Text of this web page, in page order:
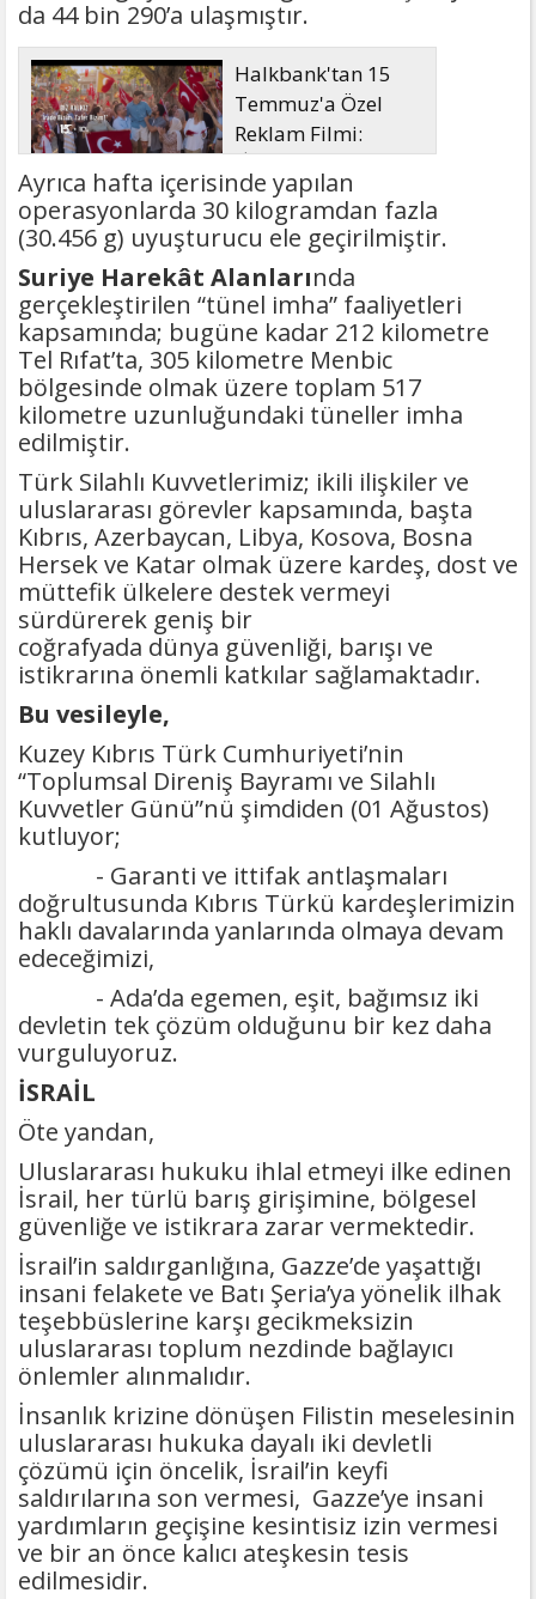
da 44 bin 290’a ulaşmıştır.
Halkbank'tan 15
Temmuz'a Özel
Reklam Filmi:
"İrade Bizim, Zafer
Bizim"
Ayrıca hafta içerisinde yapılan
operasyonlarda 30 kilogramdan fazla
(30.456 g) uyuşturucu ele geçirilmiştir.
Suriye Harekât Alanlarında
gerçekleştirilen “tünel imha” faaliyetleri
kapsamında; bugüne kadar 212 kilometre
Tel Rıfat’ta, 305 kilometre Menbic
bölgesinde olmak üzere toplam 517
kilometre uzunluğundaki tüneller imha
edilmiştir.
Türk Silahlı Kuvvetlerimiz; ikili ilişkiler ve
uluslararası görevler kapsamında, başta
Kıbrıs, Azerbaycan, Libya, Kosova, Bosna
Hersek ve Katar olmak üzere kardeş, dost ve
müttefik ülkelere destek vermeyi
sürdürerek geniş bir
coğrafyada dünya güvenliği, barışı ve
istikrarına önemli katkılar sağlamaktadır.
Bu vesileyle,
Kuzey Kıbrıs Türk Cumhuriyeti’nin
“Toplumsal Direniş Bayramı ve Silahlı
Kuvvetler Günü”nü şimdiden (01 Ağustos)
kutluyor;
- Garanti ve ittifak antlaşmaları
doğrultusunda Kıbrıs Türkü kardeşlerimizin
haklı davalarında yanlarında olmaya devam
edeceğimizi,
- Ada’da egemen, eşit, bağımsız iki
devletin tek çözüm olduğunu bir kez daha
vurguluyoruz.
İSRAİL
Öte yandan,
Uluslararası hukuku ihlal etmeyi ilke edinen
İsrail, her türlü barış girişimine, bölgesel
güvenliğe ve istikrara zarar vermektedir.
İsrail’in saldırganlığına, Gazze’de yaşattığı
insani felakete ve Batı Şeria’ya yönelik ilhak
teşebbüslerine karşı gecikmeksizin
uluslararası toplum nezdinde bağlayıcı
önlemler alınmalıdır.
İnsanlık krizine dönüşen Filistin meselesinin
uluslararası hukuka dayalı iki devletli
çözümü için öncelik, İsrail’in keyfi
saldırılarına son vermesi, Gazze’ye insani
yardımların geçişine kesintisiz izin vermesi
ve bir an önce kalıcı ateşkesin tesis
edilmesidir.